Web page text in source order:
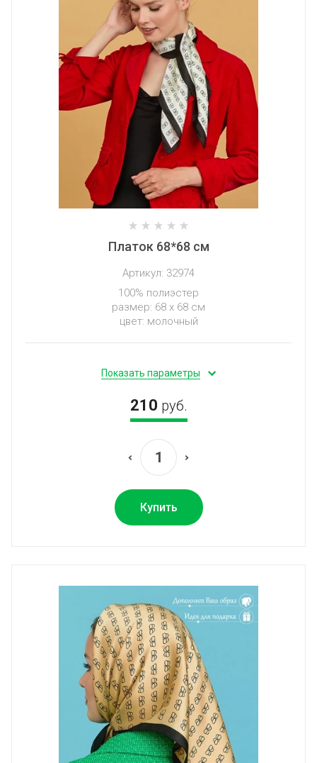
Платок 68*68 см
Артикул: 32974
100% полиэстер
размер: 68 х 68 см
цвет: молочный
Показать параметры
210 руб.
Купить